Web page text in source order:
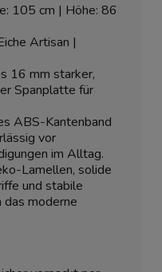
105 cm | Höhe: 86
Artisan |
16 mm starker,
Spanplatte für
ABS-Kantenband
vor
im Alltag.
Lamellen, solide
und stabile
moderne